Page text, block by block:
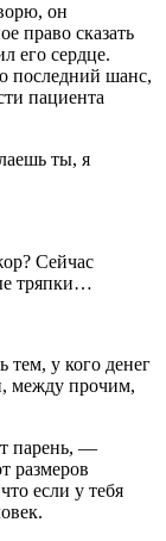
он
право сказать
его сердце.
последний шанс,
пациента
ты, я
Сейчас
тряпки…
у кого денег
между прочим,
парень, —
размеров
если у тебя